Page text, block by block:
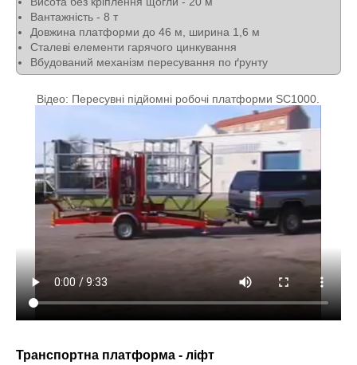
Вантажність - 8 т
Довжина платформи до 46 м, ширина 1,6 м
Сталеві елементи гарячого цинкування
Вбудований механізм пересування по ґрунту
Відео: Пересувні підйомні робочі платформи SC1000.
Транспортна платформа - ліфт